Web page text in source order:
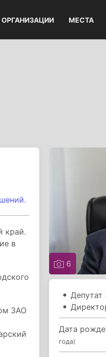
ОРГАНИЗАЦИИ МЕСТА
край.
в
ЗАО
6
Дата
года)